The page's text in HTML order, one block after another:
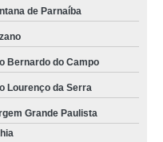
de Parnaíba
Bernardo do Campo
Lourenço da Serra
Grande Paulista